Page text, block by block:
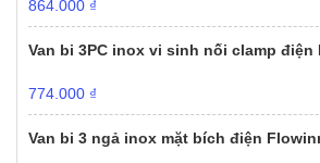
864.000 ₫
Van bi 3PC inox vi sinh nối clamp điện
774.000 ₫
Van bi 3 ngả inox mặt bích điện